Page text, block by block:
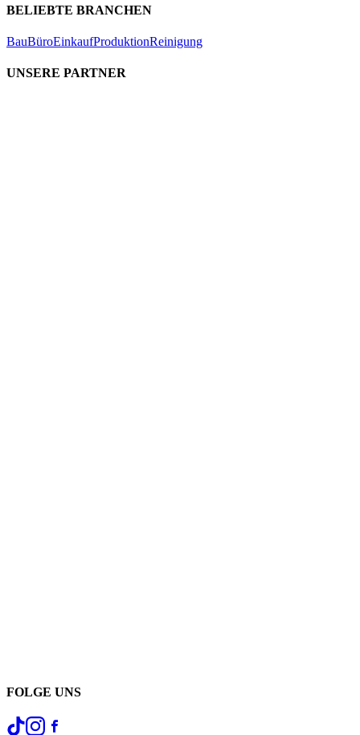
BELIEBTE BRANCHEN
BauBüroEinkaufProduktionReinigung
UNSERE PARTNER
FOLGE UNS